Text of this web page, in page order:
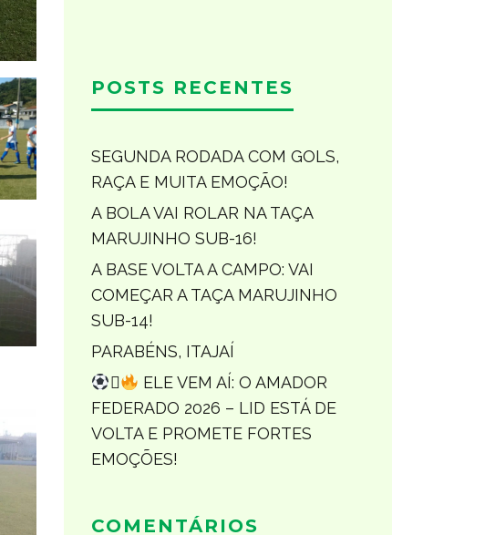
POSTS RECENTES
SEGUNDA RODADA COM GOLS,
RAÇA E MUITA EMOÇÃO!
A BOLA VAI ROLAR NA TAÇA
MARUJINHO SUB-16!
A BASE VOLTA A CAMPO: VAI
COMEÇAR A TAÇA MARUJINHO
SUB-14!
PARABÉNS, ITAJAÍ

ELE VEM AÍ: O AMADOR
FEDERADO 2026 – LID ESTÁ DE
VOLTA E PROMETE FORTES
EMOÇÕES!
COMENTÁRIOS